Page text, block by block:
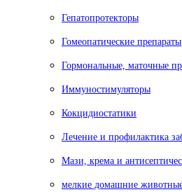
Гепатопротекторы
Гомеопатические препараты
Гормональные, маточные
Иммуностимуляторы
Кокцидиостатики
Лечение и профилактика
Мази, крема и
мелкие домашние